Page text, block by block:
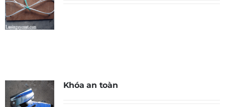
Khóa an toàn